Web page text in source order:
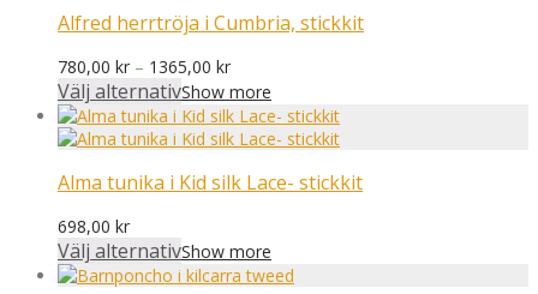
Alfred herrtröja i Cumbria, stickkit
780,00 kr – 1365,00 krPrisintervall:
780,00 kr
till
1365,00 kr
Välj alternativShow more
Alma tunika i Kid silk Lace- stickkit
698,00 kr
Välj alternativShow more